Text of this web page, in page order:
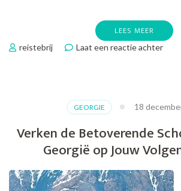
LEES MEER
reistebrij Laat een reactie achterop
Een
GEORGIE 18
Verken de Betoverende
Georgië op Jouw